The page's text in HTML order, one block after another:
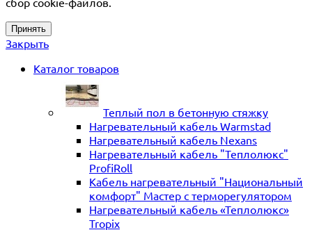
Принять
Закрыть
Каталог товаров
Теплый пол в бетонную стяжку
Нагревательный кабель Warmstad
Нагревательный кабель Nexans
Нагревательный кабель "Теплолюкс"
ProfiRoll
Кабель нагревательный "Национальный
комфорт" Мастер с терморегулятором
Нагревательный кабель «Теплолюкс»
Tropix